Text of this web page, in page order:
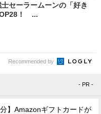
士セーラームーンの「好き
！ ...
Recommended by
- PR -
】Amazonギフトカードが